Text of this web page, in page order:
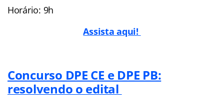
Horário: 9h
Assista aqui!
Concurso DPE CE e DPE PB:
resolvendo o edital